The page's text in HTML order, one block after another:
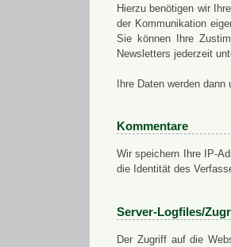
Hierzu benötigen wir
der Kommunikation
Sie können Ihre
Newsletters jederzeit
Ihre Daten werden
Kommentare
Wir speichern Ihre IP-
die Identität des
Server-Logfiles/
Der Zugriff auf die